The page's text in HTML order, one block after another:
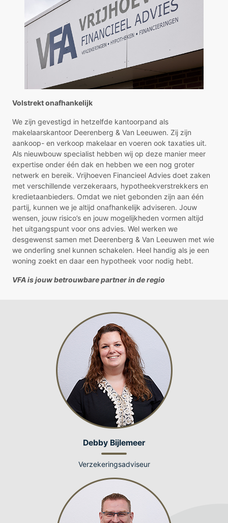
Volstrekt onafhankelijk
We zijn gevestigd in hetzelfde kantoorpand als
makelaarskantoor Deerenberg & Van Leeuwen. Zij zijn
aankoop- en verkoop makelaar en voeren ook taxaties uit.
Als nieuwbouw specialist hebben wij op deze manier meer
expertise onder één dak en hebben we een nog groter
netwerk en bereik. Vrijhoeven Financieel Advies doet zaken
met verschillende verzekeraars, hypotheekverstrekkers en
kredietaanbieders. Omdat we niet gebonden zijn aan één
partij, kunnen we je altijd onafhankelijk adviseren. Jouw
wensen, jouw risico’s en jouw mogelijkheden vormen altijd
het uitgangspunt voor ons advies. Wel werken we
desgewenst samen met Deerenberg & Van Leeuwen met wie
we onderling snel kunnen schakelen. Heel handig als je een
woning zoekt en daar een hypotheek voor nodig hebt.
VFA is jouw betrouwbare partner in de regio
Debby Bijlemeer
Verzekeringsadviseur